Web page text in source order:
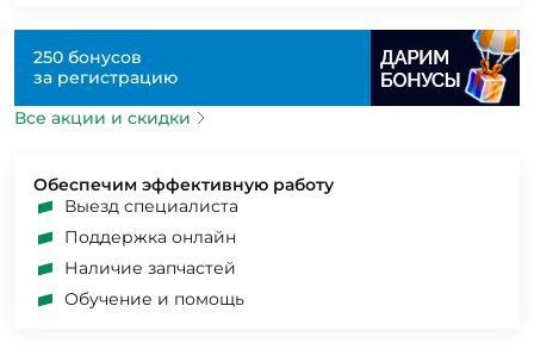
250 бонусов
за регистрацию
Все акции и скидки
Обеспечим эффективную работу
Выезд специалиста
Поддержка онлайн
Наличие запчастей
Обучение и помощь